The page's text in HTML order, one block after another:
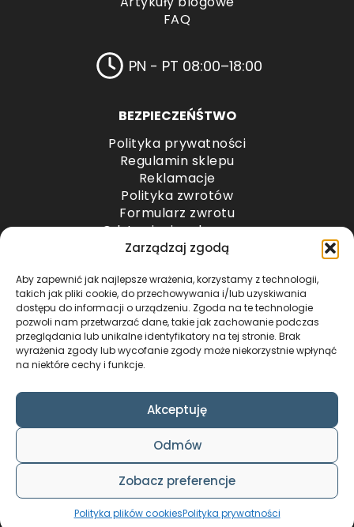
Zarządzaj zgodą
Aby zapewnić jak najlepsze wrażenia, korzystamy z technologii,
takich jak pliki cookie, do przechowywania i/lub uzyskiwania
dostępu do informacji o urządzeniu. Zgoda na te technologie
pozwoli nam przetwarzać dane, takie jak zachowanie podczas
przeglądania lub unikalne identyfikatory na tej stronie. Brak
wyrażenia zgody lub wycofanie zgody może niekorzystnie wpłynąć
na niektóre cechy i funkcje.
Akceptuję
Odmów
Zobacz preferencje
Polityka plików cookiesPolityka prywatności
FAQ
PN - PT 08:00–18:00
BEZPIECZEŃŚTWO
Polityka prywatności
Regulamin sklepu
Reklamacje
Polityka zwrotów
Formularz zwrotu
Odstąpienie od umowy
Odstąpienie od umowy – przesyłki paletowe
METODY PŁATNOŚCI
COPYRIGHT © 2024 by ADWENTO ŁUKASZ
WIECZOREK / ALL RIGHTS RESERVED
DESIGN & CODE BY
FOXSTUDIO